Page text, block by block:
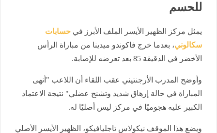
للحسم
يمثل مركز الظهير الأيسر الملف الأبرز في حسابات
سكالوني، بعدما خرج فاكوندو ميدينا من مباراة الرأس
الأخضر في الدقيقة 85 بعد تعرضه للإصابة.
وأوضح المدرب الأرجنتيني عقب اللقاء أن اللاعب "أنهى
المباراة في حالة إرهاق شديد وتشنج عضلي" نتيجة الاعتماد
الكبير عليه هجوميًا في مركز ليس أصليًا له.
ويضع هذا الموقف نيكولاس تاجليافيكو، الظهير الأيسر الأصلي